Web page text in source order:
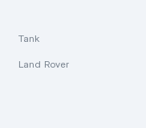
Tank
Land Rover